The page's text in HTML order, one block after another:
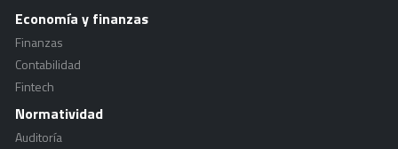
Economía y finanzas
Finanzas
Contabilidad
Fintech
Normatividad
Auditoría